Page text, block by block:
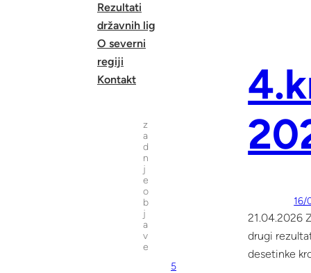
Rezultati
državnih lig
O severni
regiji
Kontakt
z
a
d
n
j
e
o
b
j
a
v
e
5
16/
21.04.2026
drugi
desetinke